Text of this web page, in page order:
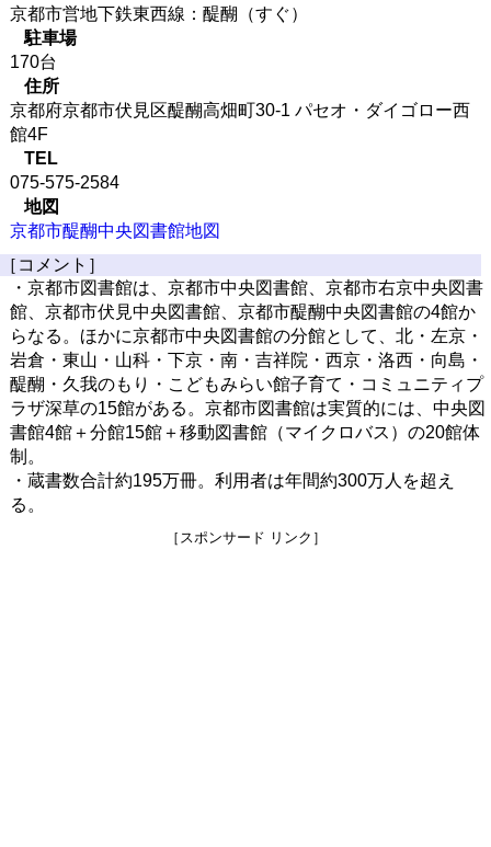
京都市営地下鉄東西線：醍醐（すぐ）
駐車場
170台
住所
京都府京都市伏見区醍醐高畑町30-1 パセオ・ダイゴロー西
館4F
TEL
075-575-2584
地図
京都市醍醐中央図書館地図
［コメント］
・京都市図書館は、京都市中央図書館、京都市右京中央図書
館、京都市伏見中央図書館、京都市醍醐中央図書館の4館か
らなる。ほかに京都市中央図書館の分館として、北・左京・
岩倉・東山・山科・下京・南・吉祥院・西京・洛西・向島・
醍醐・久我のもり・こどもみらい館子育て・コミュニティプ
ラザ深草の15館がある。京都市図書館は実質的には、中央図
書館4館＋分館15館＋移動図書館（マイクロバス）の20館体
制。
・蔵書数合計約195万冊。利用者は年間約300万人を超え
る。
［スポンサード リンク］